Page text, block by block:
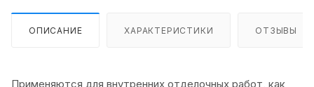
ОПИСАНИЕ ХАРАКТЕРИСТИКИ ОТЗЫВЫ
Применяются для внутренних отделочных работ, как